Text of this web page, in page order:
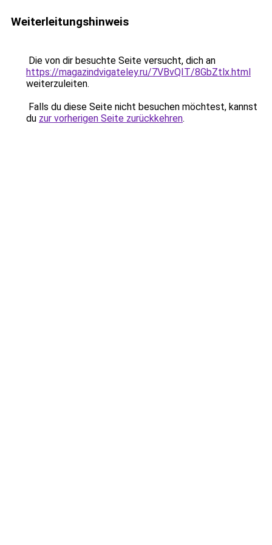
Weiterleitungshinweis
Die von dir besuchte Seite versucht, dich an
https://magazindvigateley.ru/7VBvQIT/8GbZtlx.html
weiterzuleiten.
Falls du diese Seite nicht besuchen möchtest, kannst
du zur vorherigen Seite zurückkehren.